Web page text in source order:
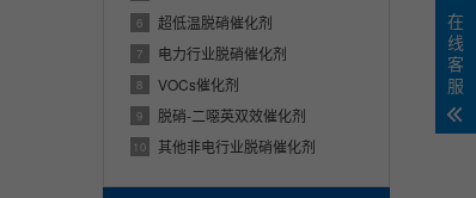
6 超低温脱硝催化剂
7 电力行业脱硝催化剂
8 VOCs催化剂
9 脱硝-二噁英双效催化剂
10 其他非电行业脱硝催化剂
在
线
客
服